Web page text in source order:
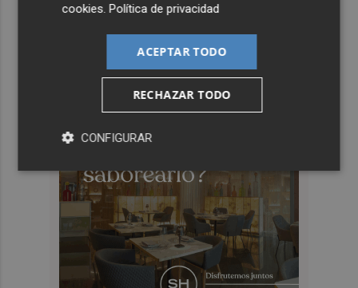
cookies .Política de privacidad
ACEPTAR TODO
RECHAZAR TODO
CONFIGURAR